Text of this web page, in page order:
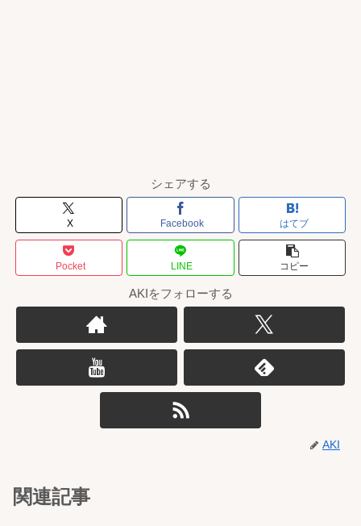
シェアする
X Facebook はてブ
Pocket LINE コピー
AKIをフォローする
AKI
関連記事